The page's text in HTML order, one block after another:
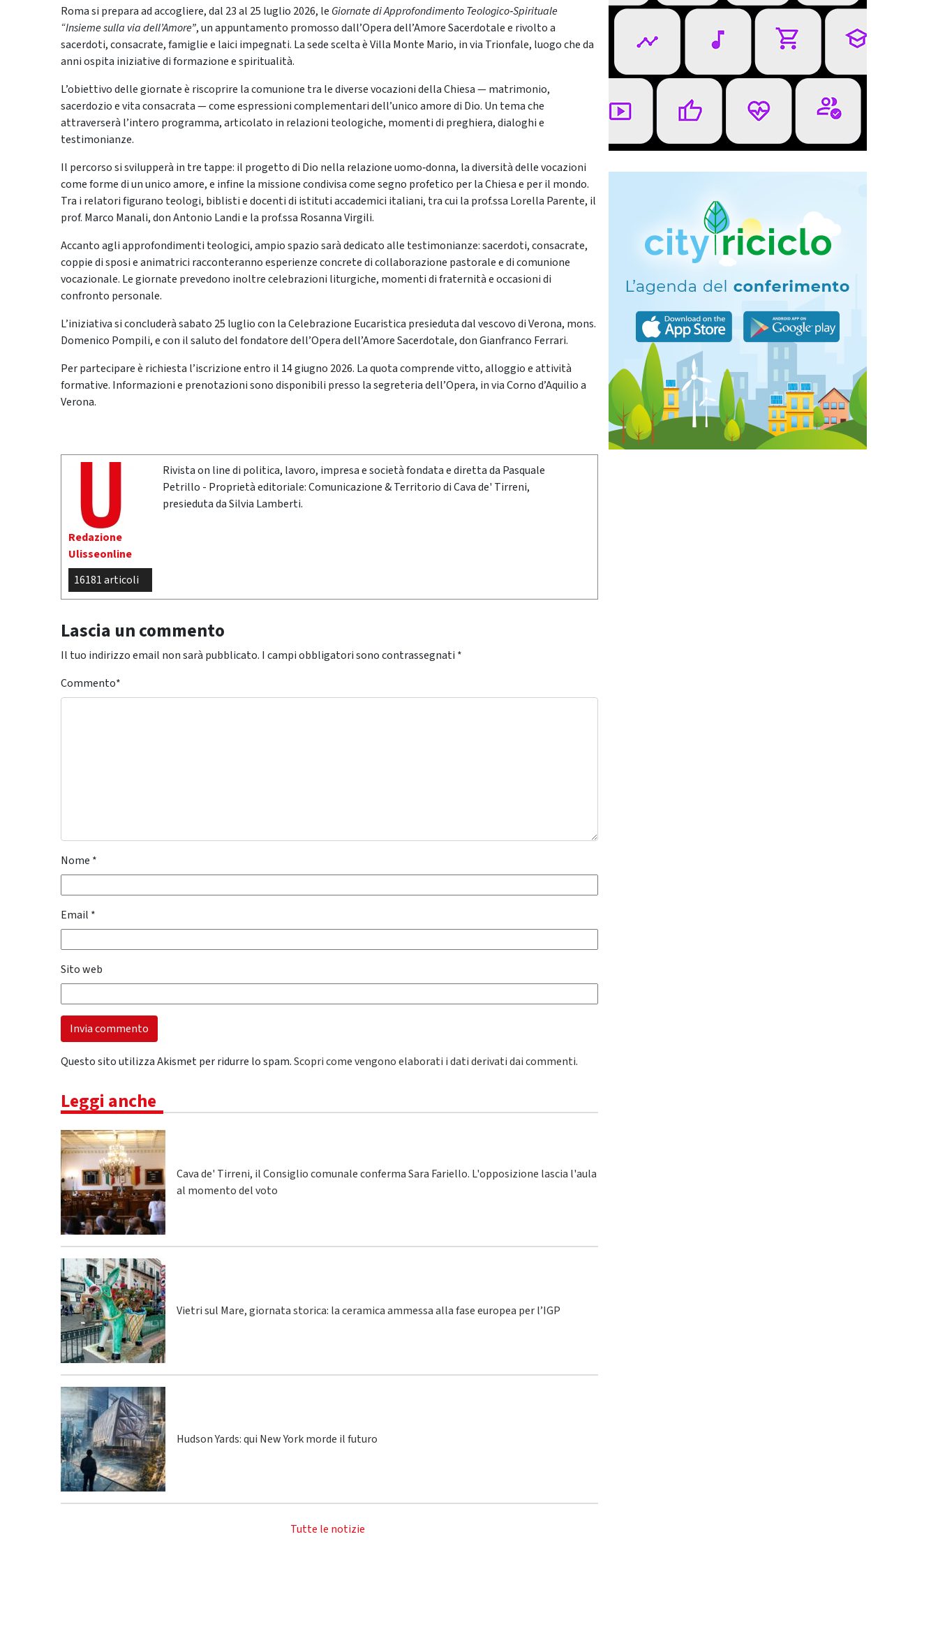
Roma si prepara ad accogliere, dal 23 al 25 luglio 2026, le Giornate di Approfondimento Teologico‑Spirituale
“Insieme sulla via dell’Amore”, un appuntamento promosso dall’Opera dell’Amore Sacerdotale e rivolto a
sacerdoti, consacrate, famiglie e laici impegnati. La sede scelta è Villa Monte Mario, in via Trionfale, luogo che da
anni ospita iniziative di formazione e spiritualità.
L’obiettivo delle giornate è riscoprire la comunione tra le diverse vocazioni della Chiesa — matrimonio,
sacerdozio e vita consacrata — come espressioni complementari dell’unico amore di Dio. Un tema che
attraverserà l’intero programma, articolato in relazioni teologiche, momenti di preghiera, dialoghi e
testimonianze.
Il percorso si svilupperà in tre tappe: il progetto di Dio nella relazione uomo‑donna, la diversità delle vocazioni
come forme di un unico amore, e infine la missione condivisa come segno profetico per la Chiesa e per il mondo.
Tra i relatori figurano teologi, biblisti e docenti di istituti accademici italiani, tra cui la prof.ssa Lorella Parente, il
prof. Marco Manali, don Antonio Landi e la prof.ssa Rosanna Virgili.
Accanto agli approfondimenti teologici, ampio spazio sarà dedicato alle testimonianze: sacerdoti, consacrate,
coppie di sposi e animatrici racconteranno esperienze concrete di collaborazione pastorale e di comunione
vocazionale. Le giornate prevedono inoltre celebrazioni liturgiche, momenti di fraternità e occasioni di
confronto personale.
L’iniziativa si concluderà sabato 25 luglio con la Celebrazione Eucaristica presieduta dal vescovo di Verona, mons.
Domenico Pompili, e con il saluto del fondatore dell’Opera dell’Amore Sacerdotale, don Gianfranco Ferrari.
Per partecipare è richiesta l’iscrizione entro il 14 giugno 2026. La quota comprende vitto, alloggio e attività
formative. Informazioni e prenotazioni sono disponibili presso la segreteria dell’Opera, in via Corno d’Aquilio a
Verona.
Redazione
Ulisseonline
16181 articoli
Rivista on line di politica, lavoro, impresa e società fondata e diretta da Pasquale
Petrillo - Proprietà editoriale: Comunicazione & Territorio di Cava de' Tirreni,
presieduta da Silvia Lamberti.
Lascia un commento
Il tuo indirizzo email non sarà pubblicato. I campi obbligatori sono contrassegnati *
Commento*
Nome *
Email *
Sito web
Questo sito utilizza Akismet per ridurre lo spam.Scopri come vengono elaborati i dati derivati dai commenti.
Leggi anche
Cava de' Tirreni, il Consiglio comunale conferma Sara Fariello. L'opposizione lascia l'aula
al momento del voto
Vietri sul Mare, giornata storica: la ceramica ammessa alla fase europea per l’IGP
Hudson Yards: qui New York morde il futuro
Tutte le notizie